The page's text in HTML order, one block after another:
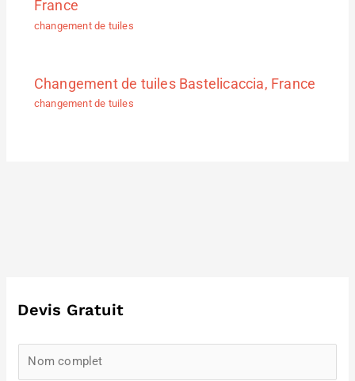
France
changement de tuiles
Changement de tuiles Bastelicaccia, France
changement de tuiles
Devis Gratuit
a